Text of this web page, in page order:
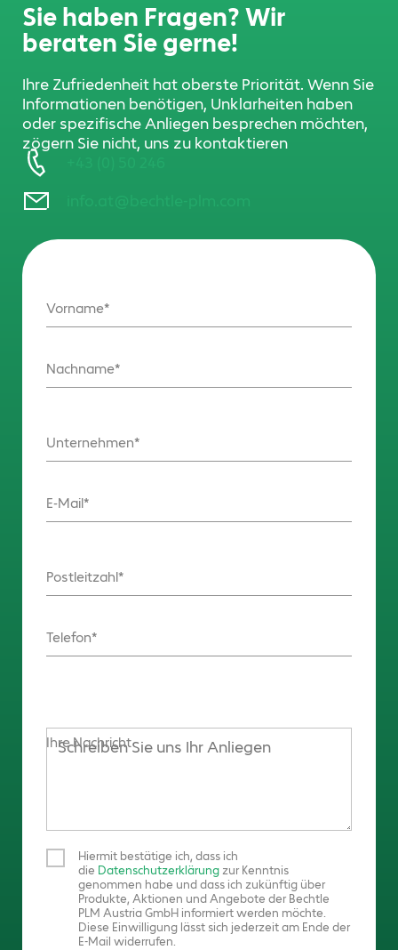
Sie haben Fragen? Wir
beraten Sie gerne!
Ihre Zufriedenheit hat oberste Priorität. Wenn Sie
Informationen benötigen, Unklarheiten haben
oder spezifische Anliegen besprechen möchten,
zögern Sie nicht, uns zu kontaktieren
Vorname
Nachname
Unternehmen
E-Mail
Postleitzahl
Telefon
Ihre Nachricht
Hiermit bestätige ich, dass ich
die Datenschutzerklärungzur Kenntnis
genommen habe und dass ich zukünftig über
Produkte, Aktionen und Angebote der Bechtle
PLM Austria GmbH informiert werden möchte.
Diese Einwilligung lässt sich jederzeit am Ende der
E-Mail widerrufen.